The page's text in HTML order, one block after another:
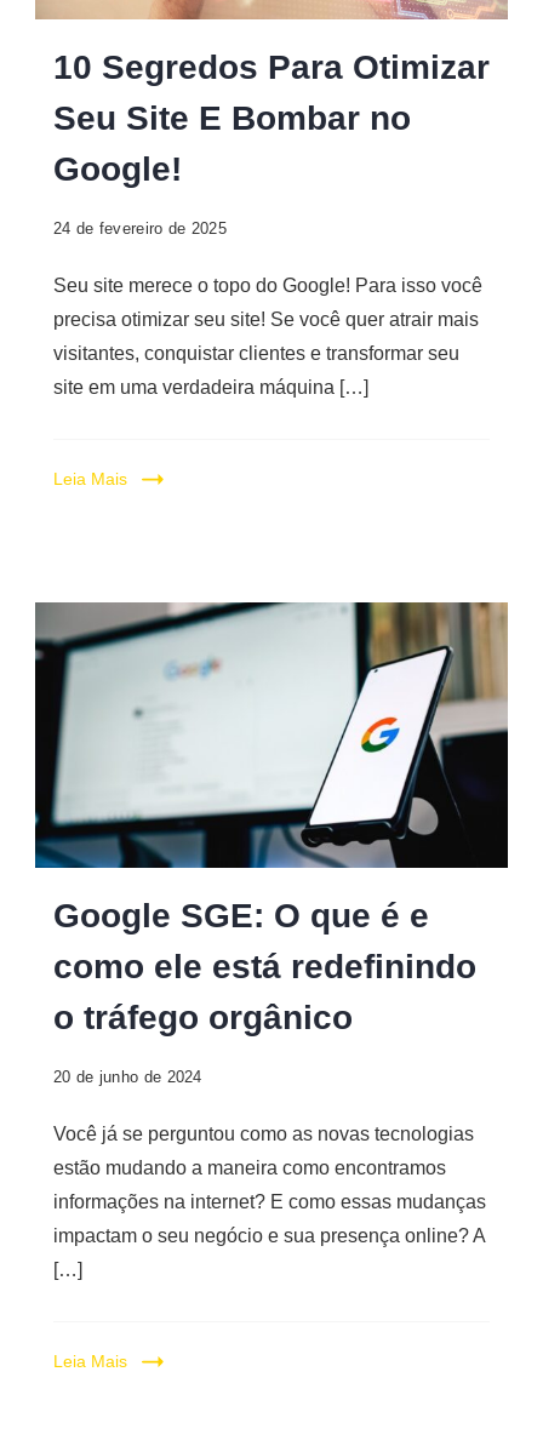
Digital
10 Segredos Para Otimizar
Seu Site E Bombar no
Google!
24 de fevereiro de 2025
Seu site merece o topo do Google! Para isso você
precisa otimizar seu site! Se você quer atrair mais
visitantes, conquistar clientes e transformar seu
site em uma verdadeira máquina […]
Leia Mais
SGE
Google SGE: O que é e
como ele está redefinindo
o tráfego orgânico
20 de junho de 2024
Você já se perguntou como as novas tecnologias
estão mudando a maneira como encontramos
informações na internet? E como essas mudanças
impactam o seu negócio e sua presença online? A
[…]
Leia Mais